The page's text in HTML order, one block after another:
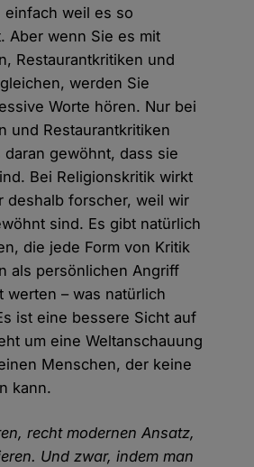
einfach weil es so
Aber wenn Sie es mit
Restaurantkritiken und
werden Sie
Worte hören. Nur bei
und Restaurantkritiken
gewöhnt, dass sie
Bei Religionskritik wirkt
deshalb forscher, weil wir
sind. Es gibt natürlich
die jede Form von Kritik
als persönlichen Angriff
werten – was natürlich
ist eine bessere Sicht auf
um eine Weltanschauung
Menschen, der keine
kann.
recht modernen Ansatz,
Und zwar, indem man